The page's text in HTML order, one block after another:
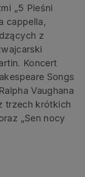
„5 Pieśni
cappella,
z
Koncert
Songs
Vaughana
trzech krótkich
„Sen nocy